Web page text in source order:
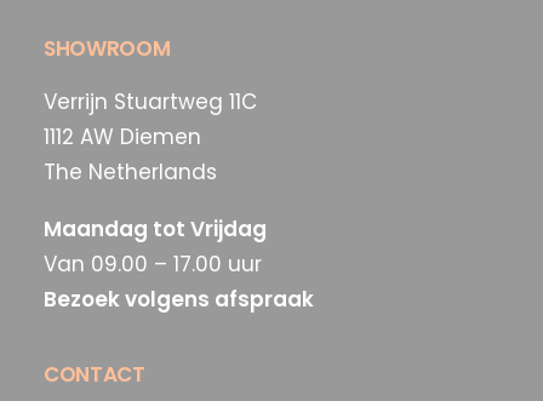
SHOWROOM
Verrijn Stuartweg 11C
1112 AW Diemen
The Netherlands
Maandag tot Vrijdag
Van 09.00 – 17.00 uur
Bezoek volgens afspraak
CONTACT